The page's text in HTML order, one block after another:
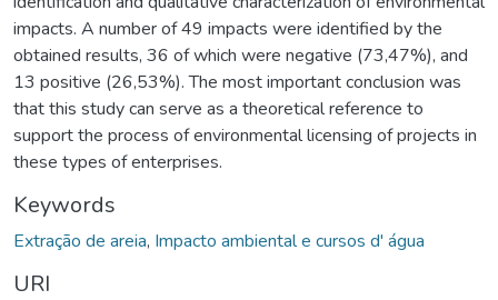
impacts. A number of 49 impacts were identified by the
obtained results, 36 of which were negative (73,47%), and
13 positive (26,53%). The most important conclusion was
that this study can serve as a theoretical reference to
support the process of environmental licensing of projects in
these types of enterprises.
Keywords
Extração de areia, Impacto ambiental e cursos d' água
URI